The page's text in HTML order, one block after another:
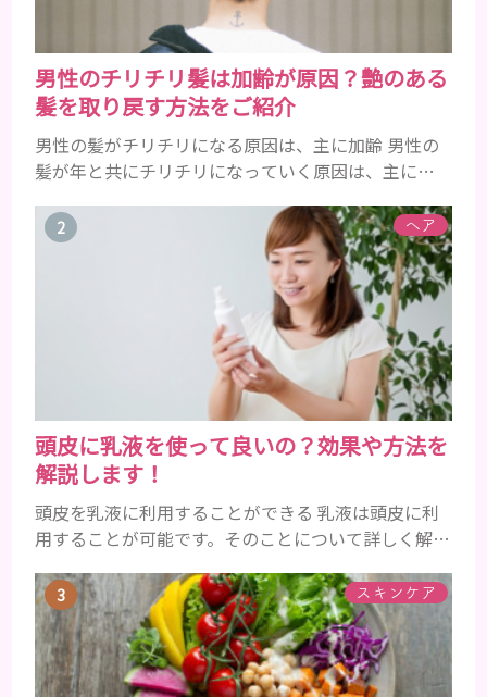
男性のチリチリ髪は加齢が原因？艶のある
髪を取り戻す方法をご紹介
男性の髪がチリチリになる原因は、主に加齢 男性の
髪が年と共にチリチリになっていく原因は、主に加
にツヤがあった男性も、いつのまにか髪がチリチリ
でペタンとするようになったと感じる人もいるでし
ょう。特に大人の男性としての魅力が出てくる40代
以降の男性に悩んでいる人が多い傾向があります。
髪が生え変わるサイクルは、年齢と共に乱れていき
ます。髪が太くならないま...
ヘア
頭皮に乳液を使って良いの？効果や方法を
解説します！
頭皮を乳液に利用することができる 乳液は頭皮に利
用することが可能です。そのことについて詳しく解説
まれた化粧品 乳液とは水分と油分がバランスよく配
合されている化粧品のことです。 化粧水はその成分
のほとんどが水分ですが、乳液には油分が含まれて
いる点が違いといえます。 また、乳液との違いが曖
スキンケア